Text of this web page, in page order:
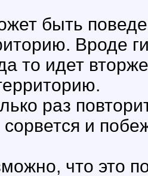
быть
Вроде
то идет
раз
и
что это